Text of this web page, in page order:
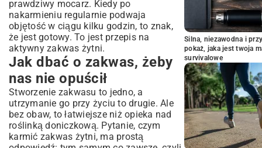
prawdziwy mocarz. Kiedy po
nakarmieniu regularnie podwaja
objętość w ciągu kilku godzin, to znak,
że jest gotowy. To jest przepis na
aktywny zakwas żytni.
Jak dbać o zakwas, żeby
nas nie opuścił
Stworzenie zakwasu to jedno, a
utrzymanie go przy życiu to drugie. Ale
bez obaw, to łatwiejsze niż opieka nad
roślinką doniczkową. Pytanie, czym
karmić zakwas żytni, ma prostą
Silna, niezawodna i
pokaż, jaka jest twoja
survivalowe